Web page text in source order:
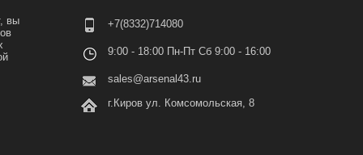
вы
+7(8332)714080
9:00 - 18:00 Пн-Пт Сб 9:00 - 16:00
sales@arsenal43.ru
г.Киров ул. Комсомольская, 8